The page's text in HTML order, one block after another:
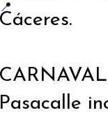
Cáceres.
Pasacalle